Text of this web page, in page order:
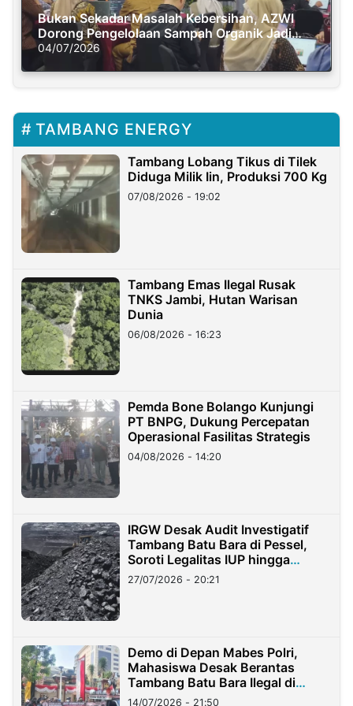
Bukan Sekadar Masalah Kebersihan, AZWI
Dorong Pengelolaan Sampah Organik Jadi
Solusi Krisis Iklim
04/07/2026
TAMBANG ENERGY
Tambang Lobang Tikus di Tilek
Diduga Milik Iin, Produksi 700 Kg
07/08/2026 - 19:02
Tambang Emas Ilegal Rusak
TNKS Jambi, Hutan Warisan
Dunia
06/08/2026 - 16:23
Pemda Bone Bolango Kunjungi
PT BNPG, Dukung Percepatan
Operasional Fasilitas Strategis
04/08/2026 - 14:20
IRGW Desak Audit Investigatif
Tambang Batu Bara di Pessel,
Soroti Legalitas IUP hingga
Stockpile
27/07/2026 - 20:21
Demo di Depan Mabes Polri,
Mahasiswa Desak Berantas
Tambang Batu Bara Ilegal di
Lampung
14/07/2026 - 21:50